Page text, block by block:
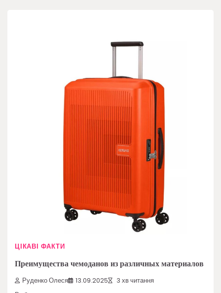
ЦІКАВІ ФАКТИ
Преимущества чемоданов из различных материалов
Руденко Олеся 13.09.2025 3 хв читання